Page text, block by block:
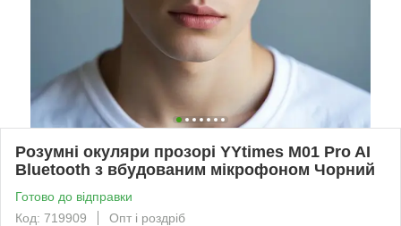
Розумні окуляри прозорі YYtimes M01 Pro AI
Bluetooth з вбудованим мікрофоном Чорний
Готово до відправки
Код: 719909
Опт і роздріб